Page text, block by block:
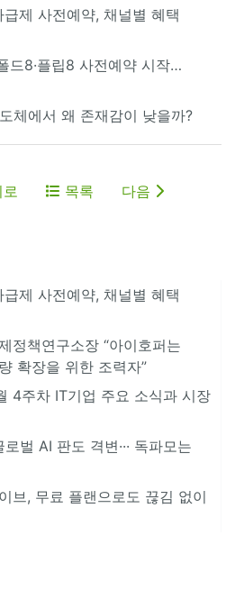
제 사전예약, 채널별 혜택
드8·플립8 사전예약 시작…
체에서 왜 존재감이 낮을까?
목록 다음
제 사전예약, 채널별 혜택
정책연구소장 “아이호퍼는
확장을 위한 조력자”
4주차 IT기업 주요 소식과 시장
벌 AI 판도 격변··· 독파모는
브, 무료 플랜으로도 끊김 없이